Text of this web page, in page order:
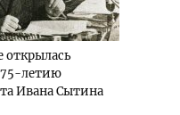
открылась
летию
Ивана Сытина